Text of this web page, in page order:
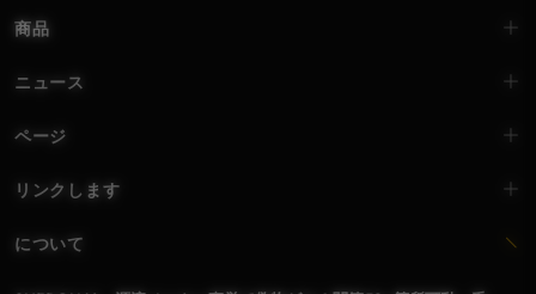
商品
ニュース
ページ
リンクします
について